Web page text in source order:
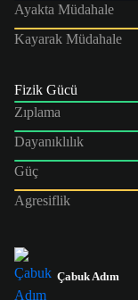
Ayakta Müdahale
Kayarak Müdahale
Fizik Gücü
Zıplama
Dayanıklılık
Güç
Agresiflik
Çabuk Adım